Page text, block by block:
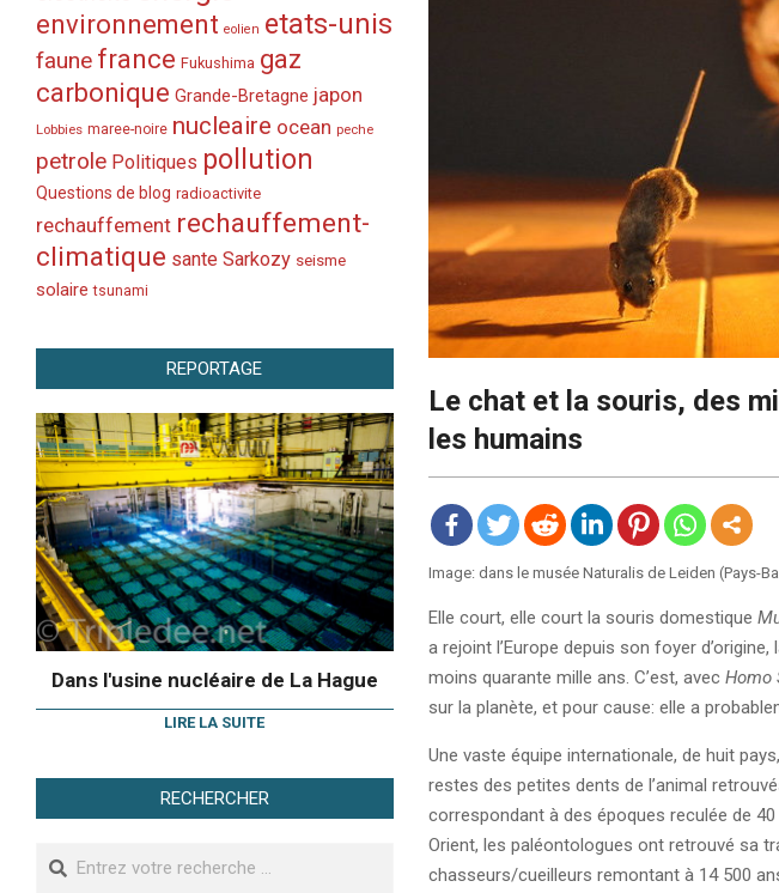
Le chat et la souris, des
les humains
Image: dans le musée Naturalis de Leiden (Pays-
Elle court, elle court la souris domestique
a rejoint l’Europe depuis son foyer
moins quarante mille ans. C’est, avec Homo
sur la planète, et pour cause: elle a
Une vaste équipe internationale, de huit
restes des petites dents de l’animal
correspondant à des époques reculée de
Orient, les paléontologues ont retrouvé sa
chasseurs/cueilleurs remontant à 14 500
environnement eolien etats-unis
faune france Fukushima gaz
carbonique Grande-Bretagne japon
Lobbies maree-noire nucleaire ocean peche
petrole Politiques pollution
Questions de blog radioactivite
rechauffement rechauffement-
climatique sante Sarkozy seisme
solaire tsunami
REPORTAGE
Dans l'usine nucléaire de La Hague
LIRE LA SUITE
RECHERCHER